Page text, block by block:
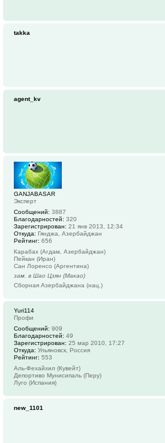
takka
agent_kv
GANJABASAR
Эксперт
Сообщений: 3887
Благодарностей: 320
Зарегистрирован: 21 янв 2013, 12:34
Откуда: Гянджа, Азербайджан
Рейтинг: 656
Карабах (Агдам, Азербайджан)
Пейкан (Иран)
Сан Лоренсо (Аргентина)
зам. в Шао Цзян (Макао)
Сборная Азербайджана (нац.)
Yuri114
Профи
Сообщений: 909
Благодарностей: 49
Зарегистрирован: 25 мар 2010, 17:27
Откуда: Ульяновск, Россия
Рейтинг: 553
Аль-Фехайхил (Кувейт)
Депортиво Мунисипаль (Перу)
Луго (Испания)
new_1101